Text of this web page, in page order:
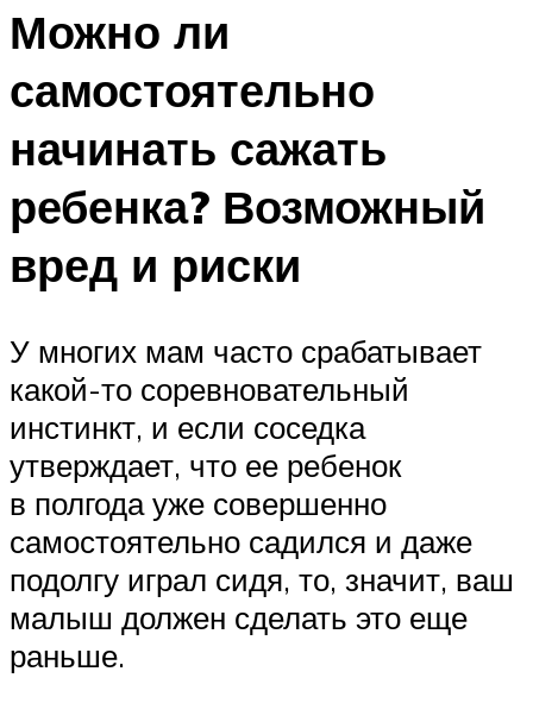
Можно ли
самостоятельно
начинать сажать
ребенка? Возможный
вред и риски
У многих мам часто срабатывает
какой-то соревновательный
инстинкт, и если соседка
утверждает, что ее ребенок
в полгода уже совершенно
самостоятельно садился и даже
подолгу играл сидя, то, значит, ваш
малыш должен сделать это еще
раньше.